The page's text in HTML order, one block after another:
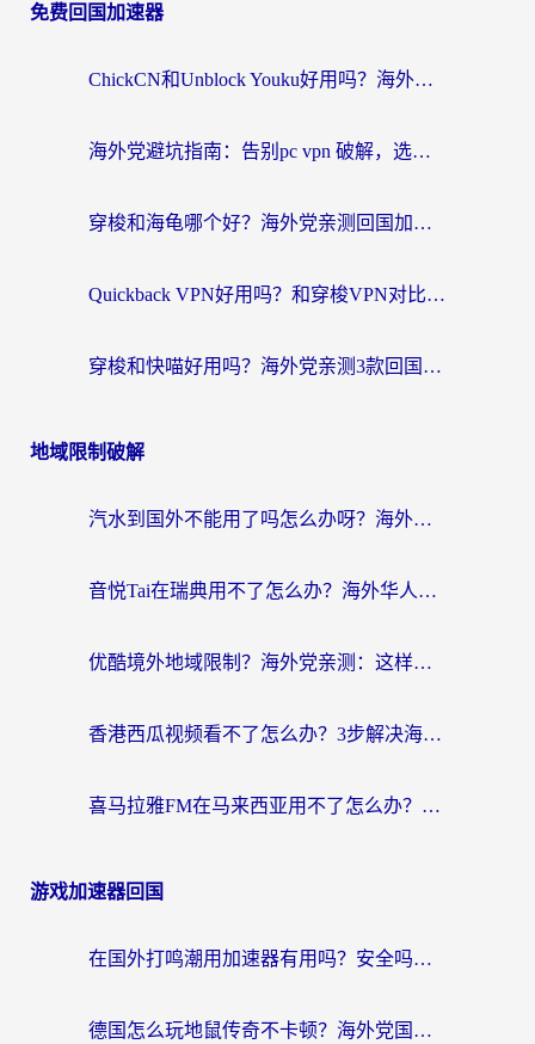
免费回国加速器
ChickCN和Unblock Youku好用吗？海外党亲测3款回国加速器，附iOS免费选择指南
海外党避坑指南：告别pc vpn 破解，选对回国加速器轻松访问国内资源
穿梭和海龟哪个好？海外党亲测回国加速器，附电脑免费VPN推荐
Quickback VPN好用吗？和穿梭VPN对比哪个回国效果更好？海外党必看的真实测评与选择指南
穿梭和快喵好用吗？海外党亲测3款回国加速器，附日本回国VPN避坑指南
地域限制破解
汽水到国外不能用了吗怎么办呀？海外党追剧看片的救星在这里！
音悦Tai在瑞典用不了怎么办？海外华人追剧听歌的实用指南
优酷境外地域限制？海外党亲测：这样看国内剧再也不卡（附3个实用场景解决）
香港西瓜视频看不了怎么办？3步解决海外追剧难题，附靠谱加速器推荐
喜马拉雅FM在马来西亚用不了怎么办？海外华人亲测有效的回国加速指南
游戏加速器回国
在国外打鸣潮用加速器有用吗？安全吗？海外玩家国服游戏加速全指南
德国怎么玩地鼠传奇不卡顿？海外党国服游戏加速全攻略（含战双EVE实用指南）